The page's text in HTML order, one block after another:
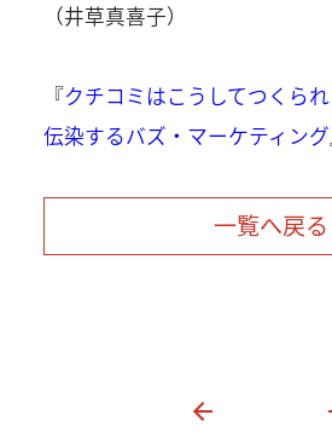
（井草真喜子）
『クチコミはこうしてつくら
伝染するバズ・マーケティング
一覧へ戻る